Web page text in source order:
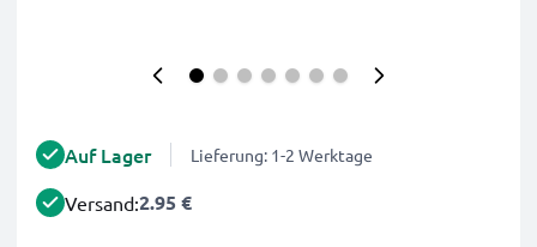
Auf Lager Lieferung: 1-2 Werktage
Versand:2.95 €